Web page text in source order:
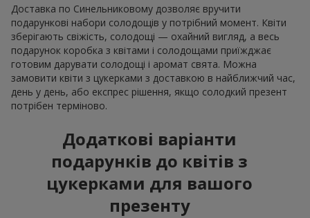
Доставка по Синельниковому дозволяє вручити
подарункові набори солодощів у потрібний момент. Квіти
зберігають свіжість, солодощі — охайний вигляд, а весь
подарунок коробка з квітами і солодощами приїжджає
готовим дарувати солодощі і аромат свята. Можна
замовити квіти з цукерками з доставкою в найближчий час,
день у день, або експрес рішення, якщо солодкий презент
потрібен терміново.
Додаткові варіанти
подарунків до квітів з
цукерками для вашого
презенту